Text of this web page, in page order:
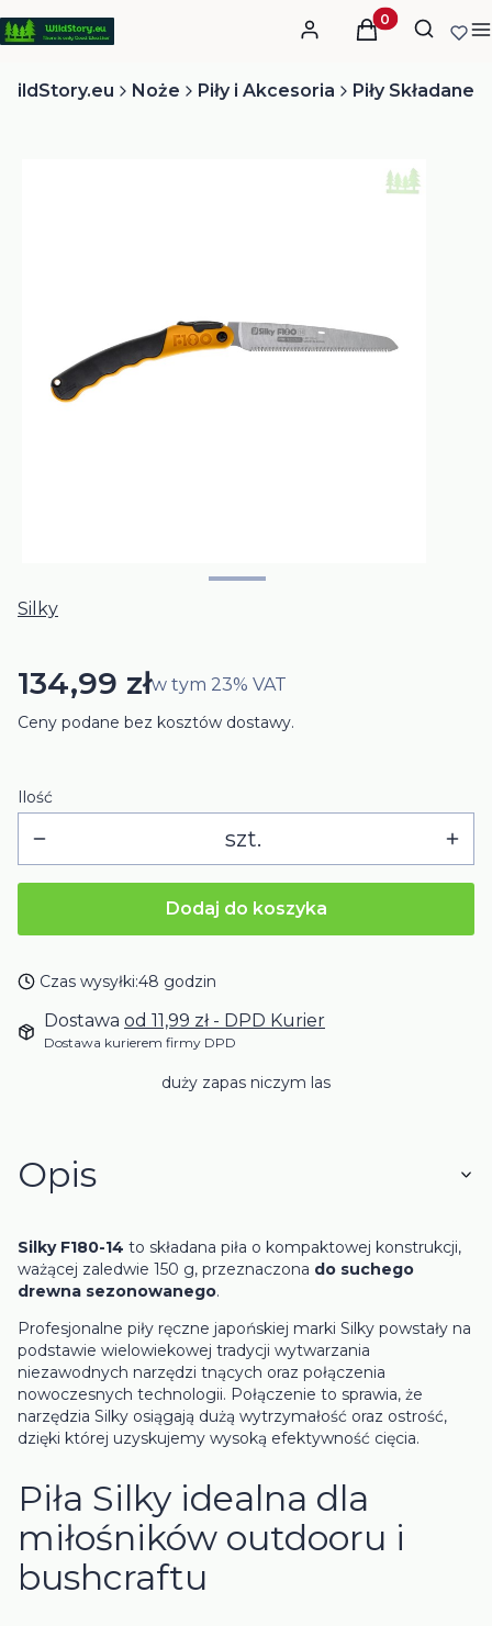
Zaloguj sięProdukty w
Koszyk Otwórz
Szukaj
Noże Piły i Akcesoria Piły Składane
Silky
Cena
134,99 złw tym 23% VAT
Ceny podane bez kosztów dostawy.
Ilość
szt.
Dodaj do koszyka
Czas wysyłki:48 godzin
Dostawa od 11,99 zł - DPD Kurier
Dostawa kurierem firmy DPD
duży zapas niczym las
Opis
Silky F180-14 to składana piła o kompaktowej konstrukcji,
ważącej zaledwie 150 g, przeznaczona do suchego
drewna sezonowanego.
Profesjonalne piły ręczne japońskiej marki Silky powstały na
podstawie wielowiekowej tradycji wytwarzania
niezawodnych narzędzi tnących oraz połączenia
nowoczesnych technologii. Połączenie to sprawia, że
narzędzia Silky osiągają dużą wytrzymałość oraz ostrość,
dzięki której uzyskujemy wysoką efektywność cięcia.
Piła Silky idealna dla
miłośników outdooru i
bushcraftu